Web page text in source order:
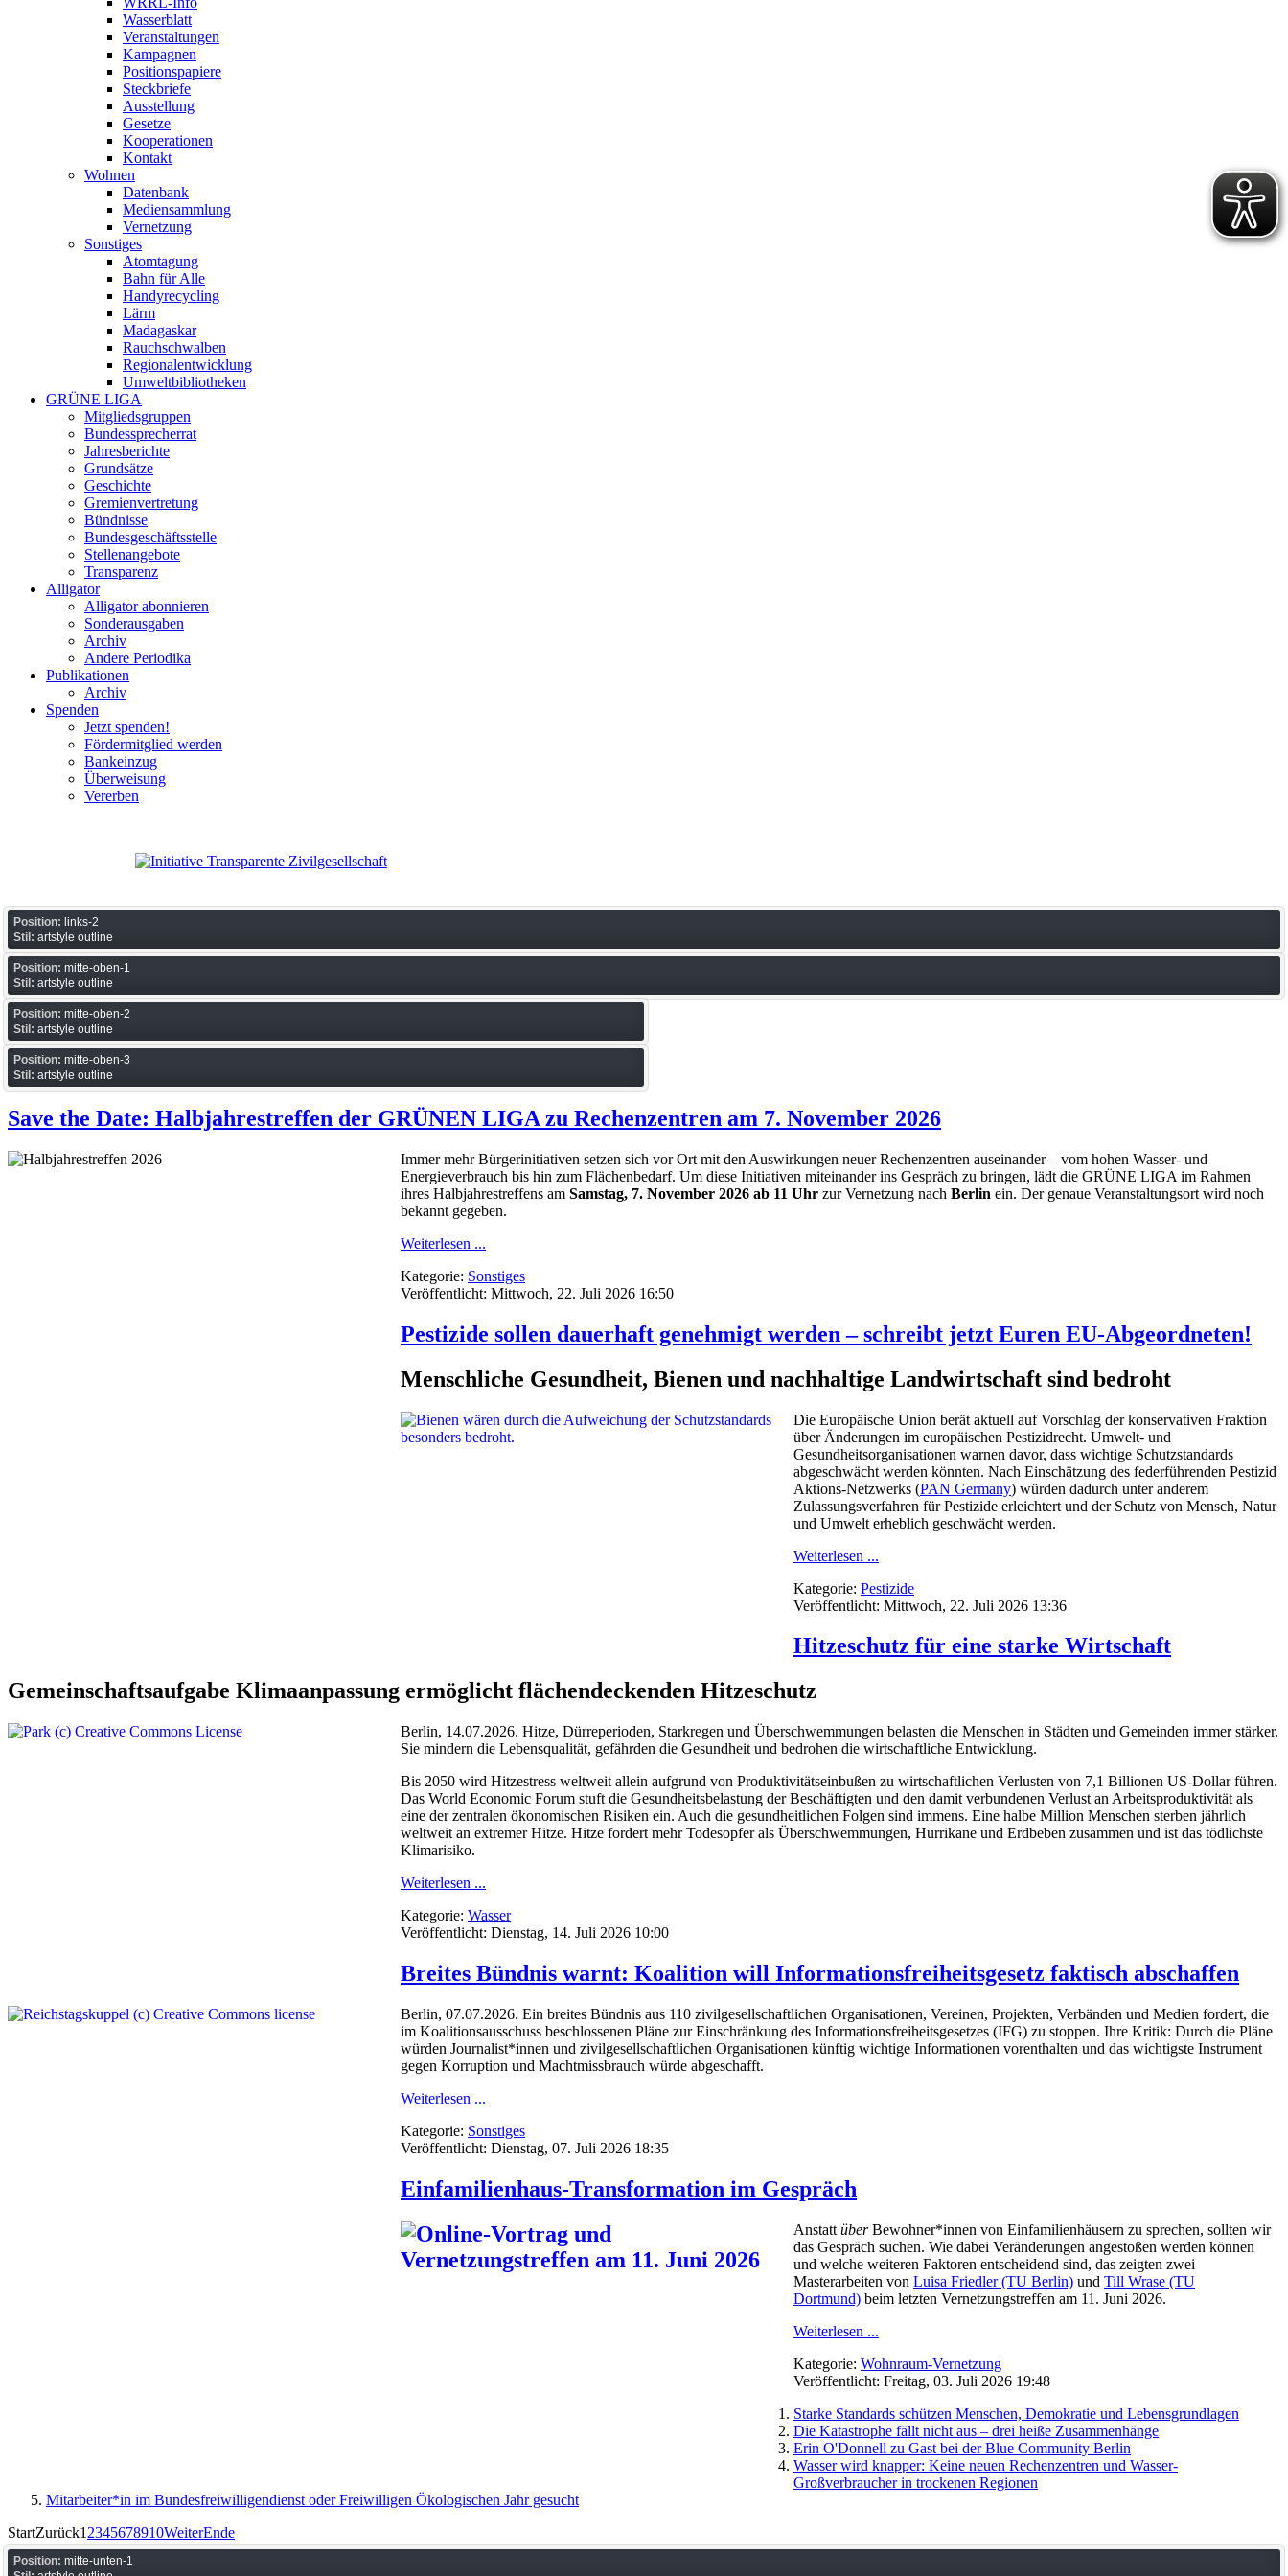
Wasserblatt
Veranstaltungen
Kampagnen
Positionspapiere
Steckbriefe
Ausstellung
Gesetze
Kooperationen
Kontakt
Wohnen
Datenbank
Mediensammlung
Vernetzung
Sonstiges
Atomtagung
Bahn für Alle
Handyrecycling
Lärm
Madagaskar
Rauchschwalben
Regionalentwicklung
Umweltbibliotheken
GRÜNE LIGA
Mitgliedsgruppen
Bundessprecherrat
Jahresberichte
Grundsätze
Geschichte
Gremienvertretung
Bündnisse
Bundesgeschäftsstelle
Stellenangebote
Transparenz
Alligator
Alligator abonnieren
Sonderausgaben
Archiv
Andere Periodika
Publikationen
Archiv
Spenden
Jetzt spenden!
Fördermitglied werden
Bankeinzug
Überweisung
Vererben
Position: links-2
Stil: artstyle outline
Position: mitte-oben-1
Stil: artstyle outline
Position: mitte-oben-2
Stil: artstyle outline
Position: mitte-oben-3
Stil: artstyle outline
Save the Date: Halbjahrestreffen der GRÜNEN LIGA zu Rechenzentren am 7. November 2026
Immer mehr Bürgerinitiativen setzen sich vor Ort mit den Auswirkungen neuer Rechenzentren auseinander – vom hohen Wasser- und
Energieverbrauch bis hin zum Flächenbedarf. Um diese Initiativen miteinander ins Gespräch zu bringen, lädt die GRÜNE LIGA im Rahmen
ihres Halbjahrestreffens am Samstag, 7. November 2026 ab 11 Uhr zur Vernetzung nach Berlin ein. Der genaue Veranstaltungsort wird noch
bekannt gegeben.
Weiterlesen ...
Kategorie: Sonstiges
Veröffentlicht: Mittwoch, 22. Juli 2026 16:50
Pestizide sollen dauerhaft genehmigt werden – schreibt jetzt Euren EU-Abgeordneten!
Menschliche Gesundheit, Bienen und nachhaltige Landwirtschaft sind bedroht
Die Europäische Union berät aktuell auf Vorschlag der konservativen Fraktion
über Änderungen im europäischen Pestizidrecht. Umwelt- und
Gesundheitsorganisationen warnen davor, dass wichtige Schutzstandards
abgeschwächt werden könnten. Nach Einschätzung des federführenden Pestizid
Aktions-Netzwerks (PAN Germany) würden dadurch unter anderem
Zulassungsverfahren für Pestizide erleichtert und der Schutz von Mensch, Natur
und Umwelt erheblich geschwächt werden.
Weiterlesen ...
Kategorie: Pestizide
Veröffentlicht: Mittwoch, 22. Juli 2026 13:36
Hitzeschutz für eine starke Wirtschaft
Gemeinschaftsaufgabe Klimaanpassung ermöglicht flächendeckenden Hitzeschutz
Berlin, 14.07.2026. Hitze, Dürreperioden, Starkregen und Überschwemmungen belasten die Menschen in Städten und Gemeinden immer stärker.
Sie mindern die Lebensqualität, gefährden die Gesundheit und bedrohen die wirtschaftliche Entwicklung.
Bis 2050 wird Hitzestress weltweit allein aufgrund von Produktivitätseinbußen zu wirtschaftlichen Verlusten von 7,1 Billionen US-Dollar führen.
Das World Economic Forum stuft die Gesundheitsbelastung der Beschäftigten und den damit verbundenen Verlust an Arbeitsproduktivität als
eine der zentralen ökonomischen Risiken ein. Auch die gesundheitlichen Folgen sind immens. Eine halbe Million Menschen sterben jährlich
weltweit an extremer Hitze. Hitze fordert mehr Todesopfer als Überschwemmungen, Hurrikane und Erdbeben zusammen und ist das tödlichste
Klimarisiko.
Weiterlesen ...
Kategorie: Wasser
Veröffentlicht: Dienstag, 14. Juli 2026 10:00
Breites Bündnis warnt: Koalition will Informationsfreiheitsgesetz faktisch abschaffen
Berlin, 07.07.2026. Ein breites Bündnis aus 110 zivilgesellschaftlichen Organisationen, Vereinen, Projekten, Verbänden und Medien fordert, die
im Koalitionsausschuss beschlossenen Pläne zur Einschränkung des Informationsfreiheitsgesetzes (IFG) zu stoppen. Ihre Kritik: Durch die Pläne
würden Journalist*innen und zivilgesellschaftlichen Organisationen künftig wichtige Informationen vorenthalten und das wichtigste Instrument
gegen Korruption und Machtmissbrauch würde abgeschafft.
Weiterlesen ...
Kategorie: Sonstiges
Veröffentlicht: Dienstag, 07. Juli 2026 18:35
Einfamilienhaus-Transformation im Gespräch
Anstatt überBewohner*innen von Einfamilienhäusern zu sprechen, sollten wir
das Gespräch suchen. Wie dabei Veränderungen angestoßen werden können
und welche weiteren Faktoren entscheidend sind, das zeigten zwei
Masterarbeiten von Luisa Friedler (TU Berlin) und Till Wrase (TU
Dortmund) beim letzten Vernetzungstreffen am 11. Juni 2026.
Weiterlesen ...
Kategorie: Wohnraum-Vernetzung
Veröffentlicht: Freitag, 03. Juli 2026 19:48
Starke Standards schützen Menschen, Demokratie und Lebensgrundlagen
Die Katastrophe fällt nicht aus – drei heiße Zusammenhänge
Erin O'Donnell zu Gast bei der Blue Community Berlin
Wasser wird knapper: Keine neuen Rechenzentren und Wasser-
Großverbraucher in trockenen Regionen
Mitarbeiter*in im Bundesfreiwilligendienst oder Freiwilligen Ökologischen Jahr gesucht
StartZurück1 2345678910WeiterEnde
Position: mitte-unten-1